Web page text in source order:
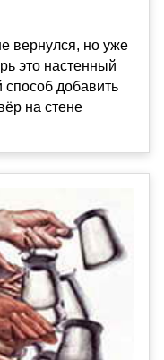
вернулся, но уже
это настенный
способ добавить
на стене